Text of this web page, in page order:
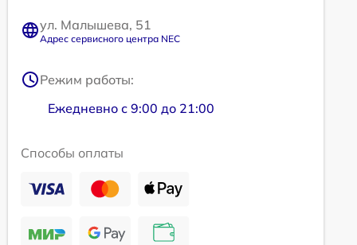
ул. Малышева, 51
Адрес сервисного центра NEC
Режим работы:
Ежедневно с 9:00 до 21:00
Способы оплаты